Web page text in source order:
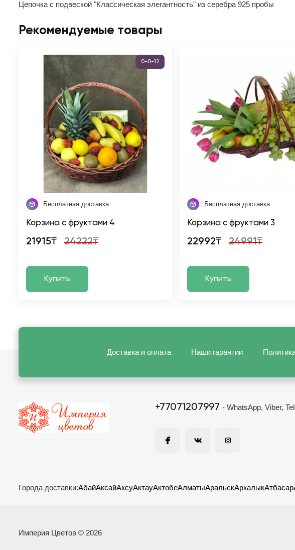
Цепочка с подвеской "Классическая элегантность" из серебра 925 пробы
Рекомендуемые товары
0-0-12
Бесплатная доставка
Корзина с фруктами 4
21915₸ 24222₸
Купить
Бесплатная доставка
Корзина с фруктами 3
22992₸ 24991₸
Купить
Доставка и оплата Наши гарантии
+77071207997 - WhatsApp, Viber,
Города доставки:АбайАксайАксуАктауАктобеАлматыАральскАркалыкАтбасар
Империя Цветов © 2026